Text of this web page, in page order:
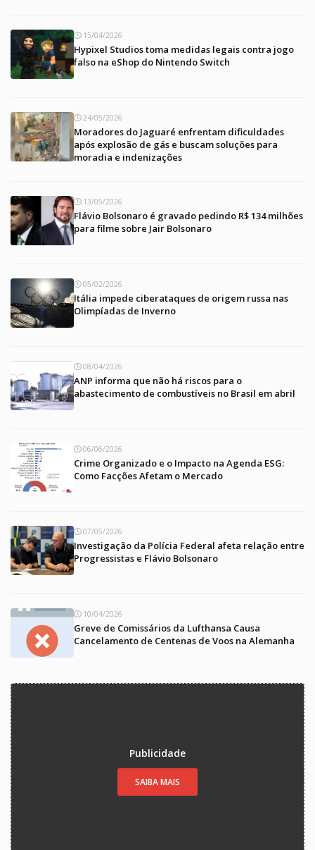
15/04/2026
Hypixel Studios toma medidas legais contra jogo
falso na eShop do Nintendo Switch
24/05/2026
Moradores do Jaguaré enfrentam dificuldades
após explosão de gás e buscam soluções para
moradia e indenizações
13/05/2026
Flávio Bolsonaro é gravado pedindo R$ 134 milhões
para filme sobre Jair Bolsonaro
05/02/2026
Itália impede ciberataques de origem russa nas
Olimpíadas de Inverno
08/04/2026
ANP informa que não há riscos para o
abastecimento de combustíveis no Brasil em abril
06/06/2026
Crime Organizado e o Impacto na Agenda ESG:
Como Facções Afetam o Mercado
07/05/2026
Investigação da Polícia Federal afeta relação entre
Progressistas e Flávio Bolsonaro
10/04/2026
Greve de Comissários da Lufthansa Causa
Cancelamento de Centenas de Voos na Alemanha
Publicidade
SAIBA MAIS